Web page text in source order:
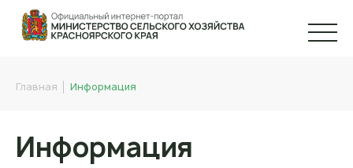
Главная Информация
Информация